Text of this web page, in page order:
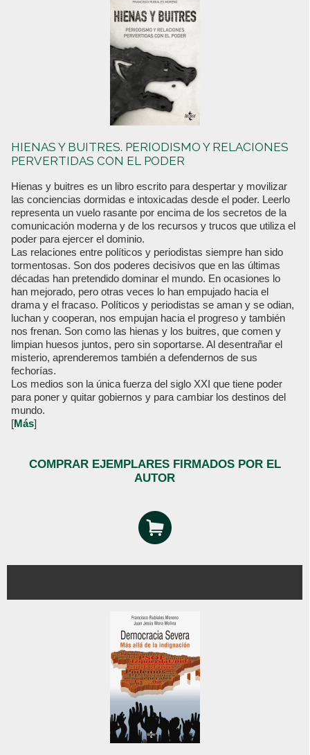
HIENAS Y BUITRES. PERIODISMO Y RELACIONES
PERVERTIDAS CON EL PODER
Hienas y buitres es un libro escrito para despertar y movilizar
las conciencias dormidas e intoxicadas desde el poder. Leerlo
representa un vuelo rasante por encima de los secretos de la
comunicación moderna y de los recursos y trucos que utiliza el
poder para ejercer el dominio.
Las relaciones entre políticos y periodistas siempre han sido
tormentosas. Son dos poderes decisivos que en las últimas
décadas han pretendido dominar el mundo. En ocasiones lo
han mejorado, pero otras veces lo han empujado hacia el
drama y el fracaso. Políticos y periodistas se aman y se odian,
luchan y cooperan, nos empujan hacia el progreso y también
nos frenan. Son como las hienas y los buitres, que comen y
limpian huesos juntos, pero sin soportarse. Al desentrañar el
misterio, aprenderemos también a defendernos de sus
fechorías.
Los medios son la única fuerza del siglo XXI que tiene poder
para poner y quitar gobiernos y para cambiar los destinos del
mundo.
[Más]
COMPRAR EJEMPLARES FIRMADOS POR EL
AUTOR